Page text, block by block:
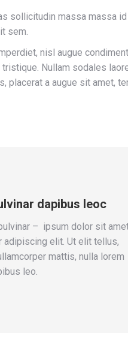
sollicitudin massa massa id
sem.
nisl augue
Nullam sodales
placerat a augue sit amet,
dapibus leoc
– ipsum dolor sit
adipiscing elit. Ut elit tellus,
mattis, nulla lorem
leo.